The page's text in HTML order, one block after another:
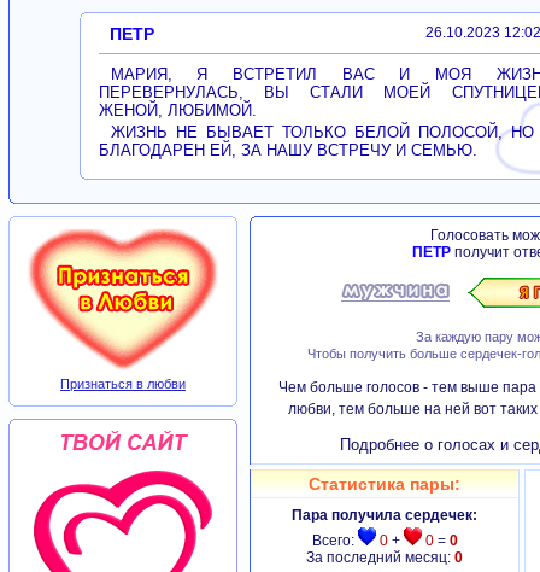
ПЕТР 26.10.2023 12:02
МАРИЯ, Я ВСТРЕТИЛ ВАС И МОЯ
ПЕРЕВЕРНУЛАСЬ, ВЫ СТАЛИ МОЕЙ
ЖЕНОЙ, ЛЮБИМОЙ.
ЖИЗНЬ НЕ БЫВАЕТ ТОЛЬКО БЕЛОЙ ПОЛОСОЙ, НО
БЛАГОДАРЕН ЕЙ, ЗА НАШУ ВСТРЕЧУ И СЕМЬЮ.
Признаться в любви
Голосовать
ПЕТР получит
За каждую пару
Чтобы получить больше сердечек-
Чем больше голосов - тем выше пара
любви, тем больше на ней вот таких
Подробнее о голосах и
Статистика пары:
Пара получила сердечек:
Всего:
0+ 0= 0
За последний месяц: 0